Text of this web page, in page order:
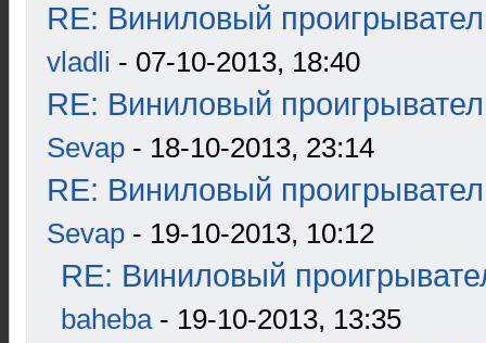
RE: Виниловый
vladli - 07-10-2013, 18:40
RE: Виниловый
Sevap - 18-10-2013, 23:14
RE: Виниловый
Sevap - 19-10-2013, 10:12
RE: Виниловый
baheba- 19-10-2013, 13:35